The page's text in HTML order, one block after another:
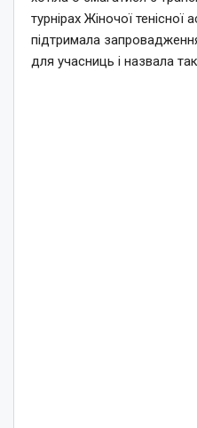
турнірах Жіночої тенісної
підтримала
для учасниць і назвала